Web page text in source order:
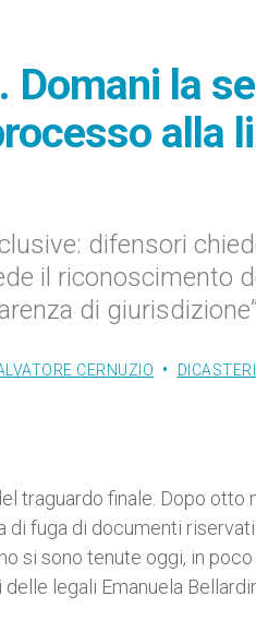
Domani la
alla
difensori
il riconoscimento
di giurisdizione”
CERNUZIO DICASTERI
traguardo finale. Dopo
di fuga di documenti
si sono tenute oggi, in
legali Emanuela